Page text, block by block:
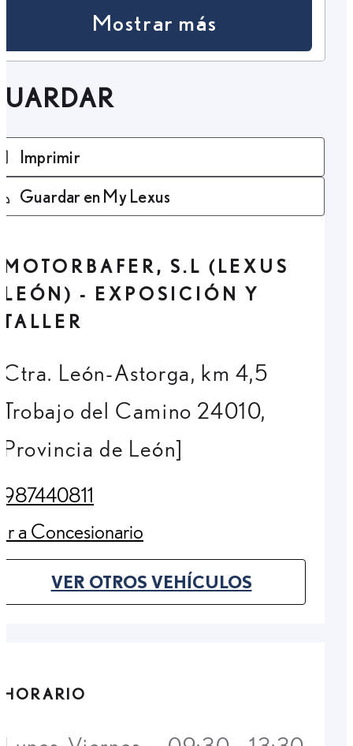
Mostrar más
Imprimir
Guardar en My Lexus
MOTORBAFER, S.L (LEXUS
LEÓN) - EXPOSICIÓN Y
TALLER
Ctra. León-Astorga, km 4,5
Trobajo del Camino 24010,
Provincia de León]
987440811
(Opens in new tab)
Ir a Concesionario
(Opens in new tab)
VER OTROS VEHÍCULOS
(OPENS IN NEW TAB)
HORARIO